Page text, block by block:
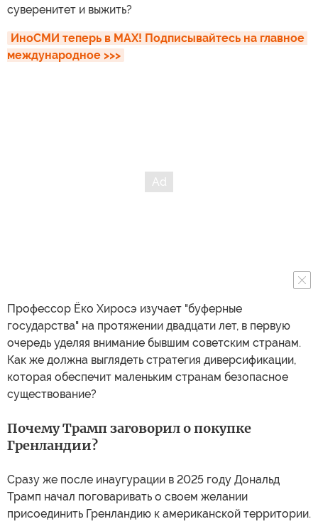
суверенитет и выжить?
ИноСМИ теперь в MAX! Подписывайтесь на главное
международное >>>
Профессор Ёко Хиросэ изучает "буферные
государства" на протяжении двадцати лет, в первую
очередь уделяя внимание бывшим советским странам.
Как же должна выглядеть стратегия диверсификации,
которая обеспечит маленьким странам безопасное
существование?
Почему Трамп заговорил о покупке
Гренландии?
Сразу же после инаугурации в 2025 году Дональд
Трамп начал поговаривать о своем желании
присоединить Гренландию к американской территории.